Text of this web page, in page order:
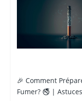
🎉 Comment
Fumer? 🚭 |